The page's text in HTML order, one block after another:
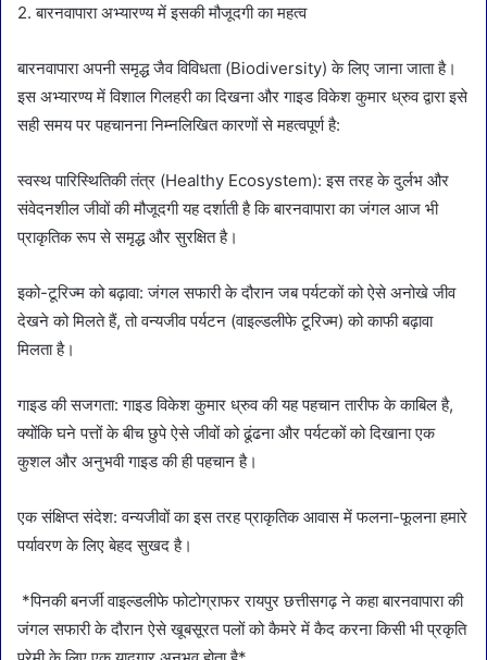
2. बारनवापारा अभ्यारण्य में इसकी मौजूदगी का महत्व
बारनवापारा अपनी समृद्ध जैव विविधता (Biodiversity) के लिए जाना जाता है।
इस अभ्यारण्य में विशाल गिलहरी का दिखना और गाइड विकेश कुमार ध्रुव द्वारा इसे
सही समय पर पहचानना निम्नलिखित कारणों से महत्वपूर्ण है:
स्वस्थ पारिस्थितिकी तंत्र (Healthy Ecosystem): इस तरह के दुर्लभ और
संवेदनशील जीवों की मौजूदगी यह दर्शाती है कि बारनवापारा का जंगल आज भी
प्राकृतिक रूप से समृद्ध और सुरक्षित है।
इको-टूरिज्म को बढ़ावा: जंगल सफारी के दौरान जब पर्यटकों को ऐसे अनोखे जीव
देखने को मिलते हैं, तो वन्यजीव पर्यटन (वाइल्डलीफे टूरिज्म) को काफी बढ़ावा
मिलता है।
गाइड की सजगता: गाइड विकेश कुमार ध्रुव की यह पहचान तारीफ के काबिल है,
क्योंकि घने पत्तों के बीच छुपे ऐसे जीवों को ढूंढना और पर्यटकों को दिखाना एक
कुशल और अनुभवी गाइड की ही पहचान है।
एक संक्षिप्त संदेश: वन्यजीवों का इस तरह प्राकृतिक आवास में फलना-फूलना हमारे
पर्यावरण के लिए बेहद सुखद है।
*पिनकी बनर्जी वाइल्डलीफे फोटोग्राफर रायपुर छत्तीसगढ़ ने कहा बारनवापारा की
जंगल सफारी के दौरान ऐसे खूबसूरत पलों को कैमरे में कैद करना किसी भी प्रकृति